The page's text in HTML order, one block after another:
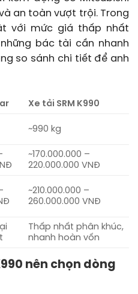
an toàn vượt trội. Trong
với mức giá thấp nhất
bác tài cần nhanh
so sánh chi tiết để anh
Xe tải SRM K990
~990 kg
~170.000.000 –
220.000.000 VNĐ
~210.000.000 –
260.000.000 VNĐ
Thấp nhất phân khúc,
nhanh hoàn vốn
nên chọn dòng